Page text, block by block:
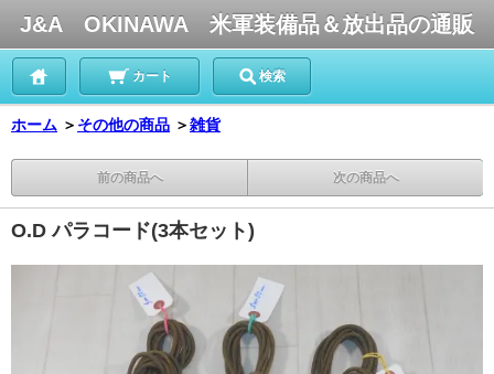
J&A OKINAWA 米軍装備品＆放出品の通販
カート 検索
ホーム ＞ その他の商品 ＞雑貨
前の商品へ 次の商品へ
O.D パラコード(3本セット)